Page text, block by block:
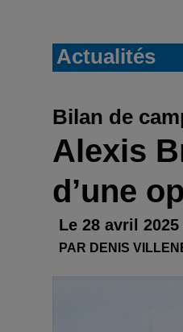
Actualités
Bilan de
Alexis
d’une
Le 28 avril
PAR DENIS